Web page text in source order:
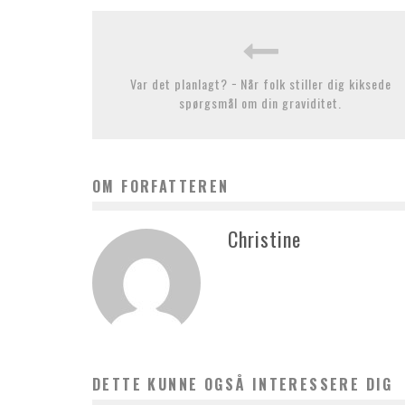
Var det planlagt? − Når folk stiller dig kiksede
spørgsmål om din graviditet.
OM FORFATTEREN
Christine
DETTE KUNNE OGSÅ INTERESSERE DIG